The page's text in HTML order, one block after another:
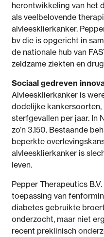
herontwikkeling van het
als veelbelovende
alvleesklierkanker.
bv die is opgericht in
de nationale hub van
zeldzame ziekten en
Sociaal gedreven
Alvleesklierkanker is
dodelijke
sterfgevallen per jaar. In
zo’n 3.150. Bestaande
beperkte
alvleesklierkanker is
leven.
Pepper Therapeutics
toepassing van
diabetes gebruikte
onderzocht, maar niet
recent preklinisch